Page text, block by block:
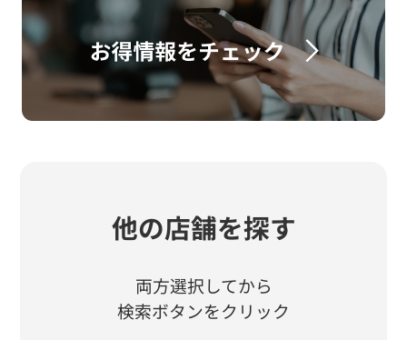
他の店舗を探す
両方選択してから
検索ボタンをクリック